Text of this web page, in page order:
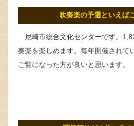
吹奏楽の予選といえば
尼崎市総合文化センターです。
奏楽を楽しめます。毎年開催されて
ご覧になった方が良いと思います。